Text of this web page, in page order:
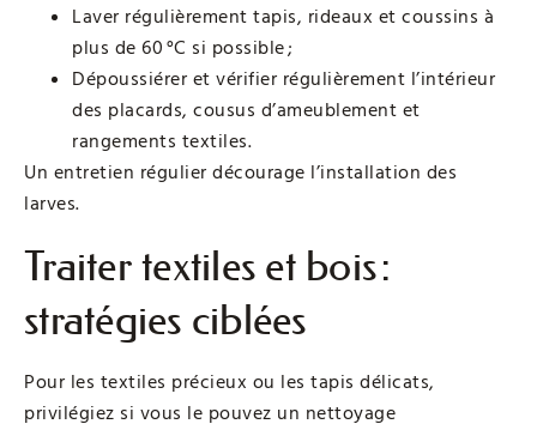
Laver régulièrement tapis, rideaux et coussins à
plus de 60 °C si possible ;
Dépoussiérer et vérifier régulièrement l’intérieur
des placards, cousus d’ameublement et
rangements textiles.
Un entretien régulier décourage l’installation des
larves.
Traiter textiles et bois :
stratégies ciblées
Pour les textiles précieux ou les tapis délicats,
privilégiez si vous le pouvez un nettoyage